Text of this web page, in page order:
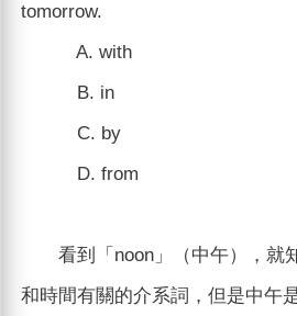
tomorrow.
A. with
B. in
C. by
D. from
看到「noon」（中午），就
和時間有關的介系詞，但是中午